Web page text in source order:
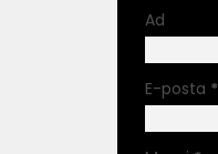
Ad
E-posta *